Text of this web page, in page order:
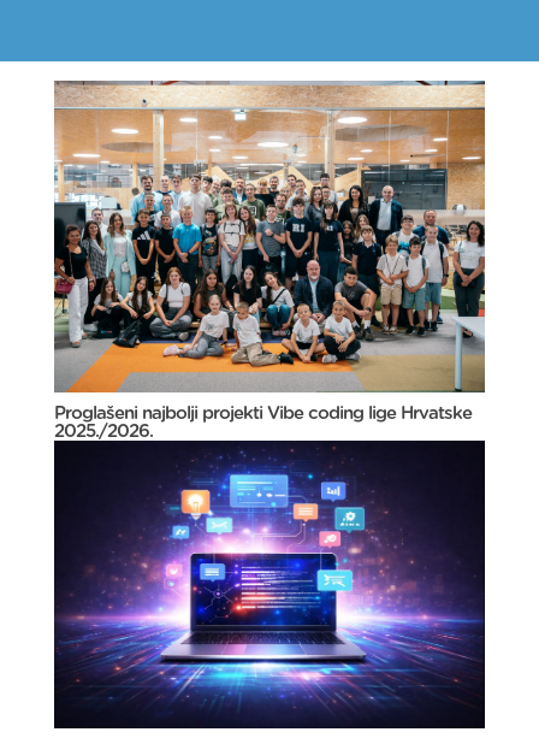
Proglašeni najbolji projekti Vibe coding lige Hrvatske
2025./2026.